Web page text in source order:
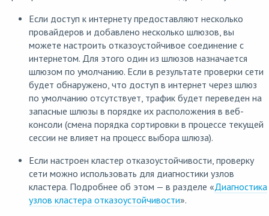
Если доступ к интернету предоставляют несколько
провайдеров и добавлено несколько шлюзов, вы
можете настроить отказоустойчивое соединение с
интернетом. Для этого один из шлюзов назначается
шлюзом по умолчанию. Если в результате проверки сети
будет обнаружено, что доступ в интернет через шлюз
по умолчанию отсутствует, трафик будет переведен на
запасные шлюзы в порядке их расположения в веб-
консоли (смена порядка сортировки в процессе текущей
сессии не влияет на процесс выбора шлюза).
Если настроен кластер отказоустойчивости, проверку
сети можно использовать для диагностики узлов
кластера. Подробнее об этом — в разделе «Диагностика
узлов кластера отказоустойчивости».